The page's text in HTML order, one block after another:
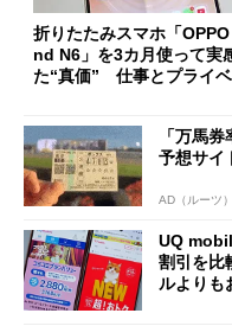
折りたたみスマホ「
nd N6」を3カ月使って実
た“真価” 仕事とプライ
「万馬
予想サイ
AD（ルーツ）
UQ
割引を
ルよりも